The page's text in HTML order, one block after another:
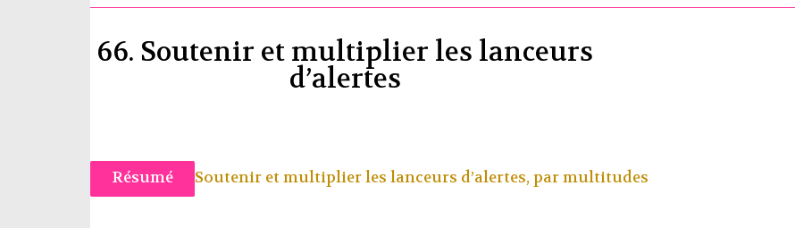
66. Soutenir et multiplier les lanceurs
d’alertes
Résumé Soutenir et multiplier les lanceurs d’alertes, parmultitudes